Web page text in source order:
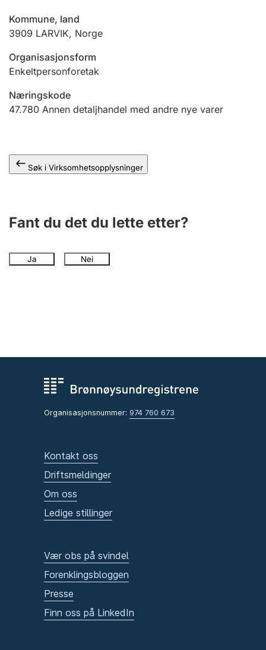
Ektepaktveileder
Offentlig sektor
Kommune, land
3909 LARVIK, Norge
Organisasjonsform
Enkeltpersonforetak
Næringskode
47.780 Annen detaljhandel med andre nye varer
Søk i Virksomhetsopplysninger
Fant du det du lette etter?
Ja Nei
Organisasjonsnummer: 974 760 673
Kontakt oss
Driftsmeldinger
Om oss
Ledige stillinger
Vær obs på svindel
Forenklingsbloggen
Presse
Finn oss på LinkedIn